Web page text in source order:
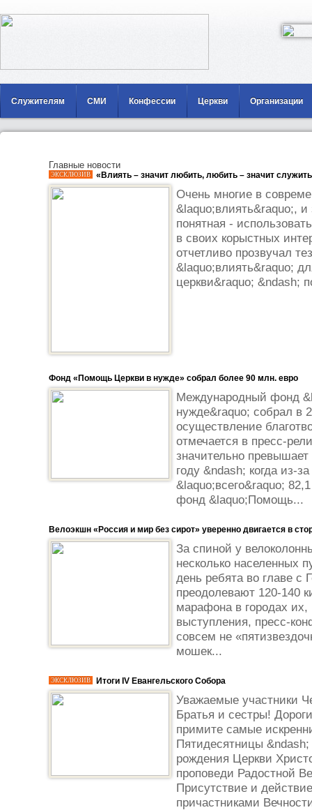
Служителям СМИ Конфессии Церкви Организации
Главные новости
ЭКСКЛЮЗИВ «Влиять – значит любить, любить – значит
Очень многие в
&laquo;влиять&raquo;, и
понятная -
в своих корыстных
отчетливо прозвучал
&laquo;влиять&raquo;
церкви&raquo; &ndash;
Фонд «Помощь Церкви в нужде» собрал более 90 млн. евро
Международный фонд
нужде&raquo; собрал в
осуществление
отмечается в пресс-
значительно
году &ndash; когда из-
&laquo;всего&raquo;
фонд &laquo;Помощь...
Велоэкшн «Россия и мир без сирот» уверенно двигается в
За спиной у
несколько населенных
день ребята во главе с
преодолевают 120-140
марафона в городах
выступления, пресс-
совсем не
мошек...
ЭКСКЛЮЗИВ Итоги IV Евангельского Собора
Уважаемые участники
Братья и сестры!
примите самые
Пятидесятницы
рождения Церкви
проповеди Радостной
Присутствие и
причастниками